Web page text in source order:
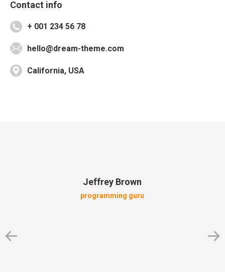
Contact info
+ 001 234 56 78
hello@dream-theme.com
California, USA
Jeffrey Brown
programming guru